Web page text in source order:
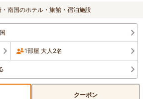
南国のホテル・旅館・宿泊施設
1部屋 大人2名
クーポン